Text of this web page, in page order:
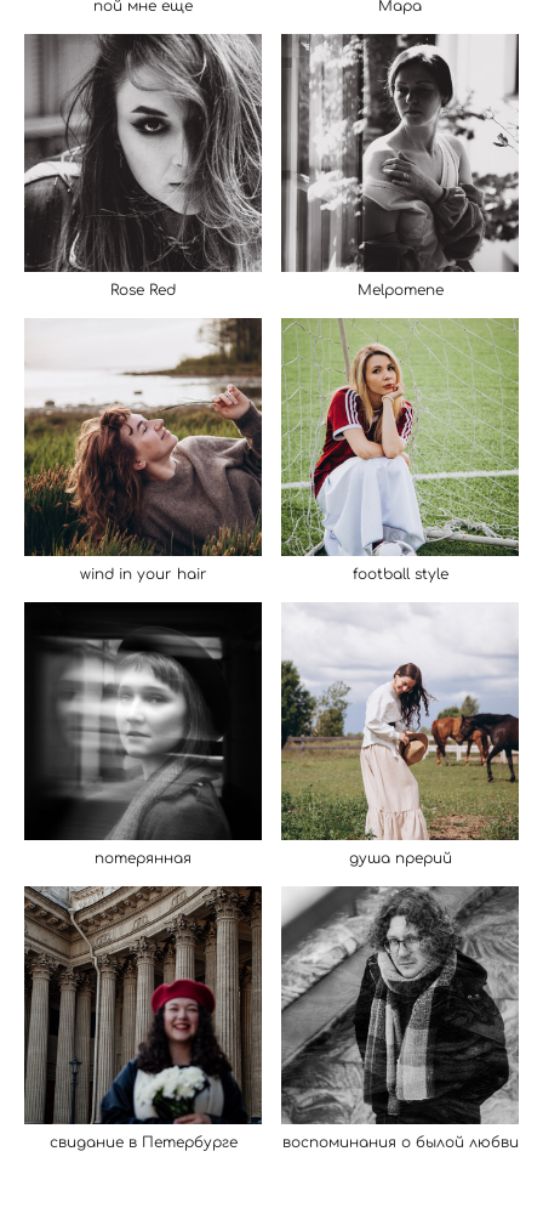
пой мне еще Мара
Rose Red Melpomene
wind in your hair football style
потерянная душа прерий
свидание в Петербурге воспоминания о былой любви